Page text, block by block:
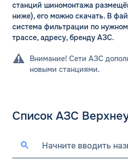
станций шиномонтажа
ниже), его можно скачать. В
система фильтрации по
трассе, адресу, бренду АЗС.
Внимание! Сети АЗС
новыми станциями.
Список АЗС